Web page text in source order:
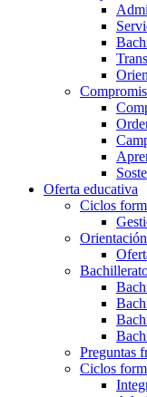
Oferta educativa
Ciclos
Orientación
Preguntas
Ciclos